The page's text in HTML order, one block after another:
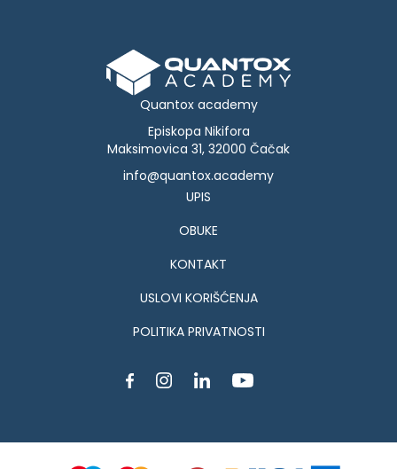
Quantox academy
Episkopa Nikifora
Maksimovica 31, 32000 Čačak
info@quantox.academy
UPIS
OBUKE
KONTAKT
USLOVI KORIŠĆENJA
POLITIKA PRIVATNOSTI